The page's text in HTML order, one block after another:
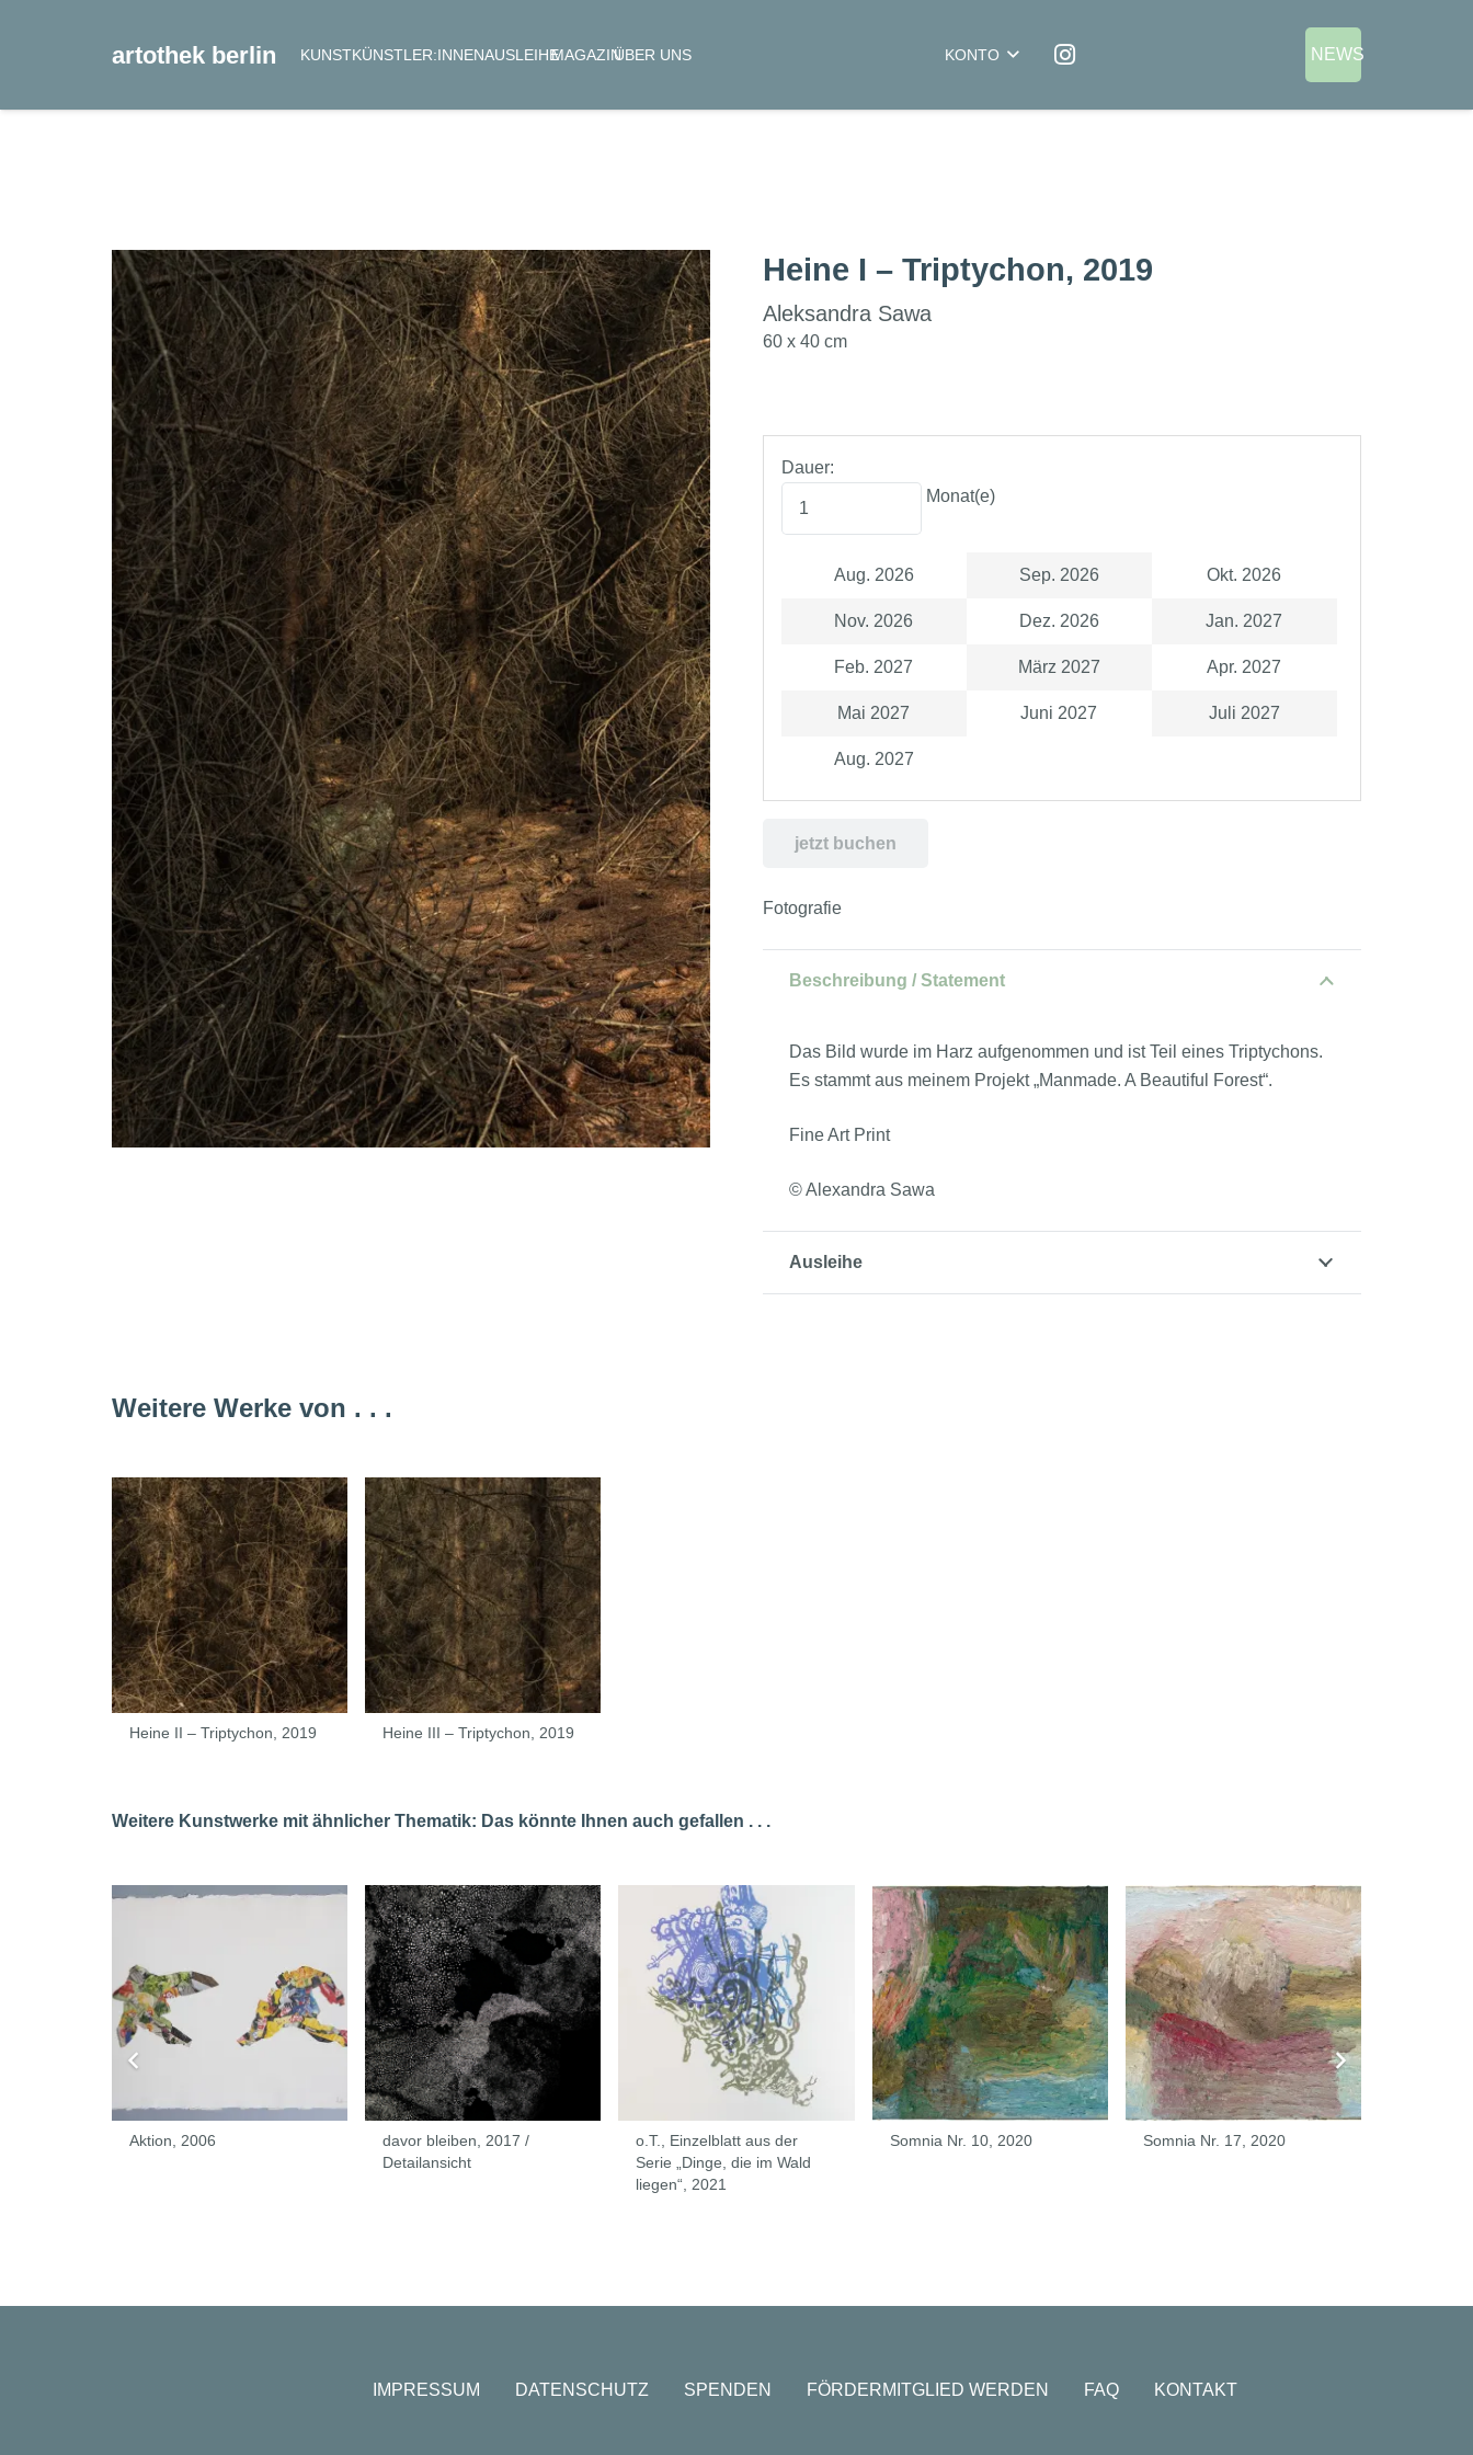
artothek berlin KUNSTKÜNSTLER:INNENAUSLEIHEMAGAZINÜBER UNS KONTO NEWS
Heine I – Triptychon, 2019
Aleksandra Sawa
60 x 40 cm
Dauer:
Monat(e)
Aug. 2026 Sep. 2026 Okt. 2026
Nov. 2026 Dez. 2026 Jan. 2027
Feb. 2027 März 2027 Apr. 2027
Mai 2027 Juni 2027 Juli 2027
Aug. 2027
jetzt buchen
Fotografie
Beschreibung / Statement
Das Bild wurde im Harz aufgenommen und ist Teil eines Triptychons.
Es stammt aus meinem Projekt „Manmade. A Beautiful Forest“.
Fine Art Print
© Alexandra Sawa
Ausleihe
Weitere Werke von . . .
Heine II – Triptychon, 2019 Heine III – Triptychon, 2019
Weitere Kunstwerke mit ähnlicher Thematik: Das könnte Ihnen auch gefallen . . .
Aktion, 2006
davor bleiben, 2017 /
Detailansicht
o.T., Einzelblatt aus der
Serie „Dinge, die im Wald
liegen“, 2021
Somnia Nr. 10, 2020 Somnia Nr. 17, 2020
IMPRESSUM DATENSCHUTZ SPENDEN FÖRDERMITGLIED WERDEN FAQ KONTAKT